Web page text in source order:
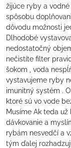
žijúce ryby a
spôsobu
dôvodu možnosti
Dlhodobé
nedostatočný
nečistíte filter
šokom , voda
vystavujeme ryby
imunitný systém .
ktoré sú vo vode
Musíme Ak teda
dávkovanie a
rybám nesvedčí a
tým ďalej